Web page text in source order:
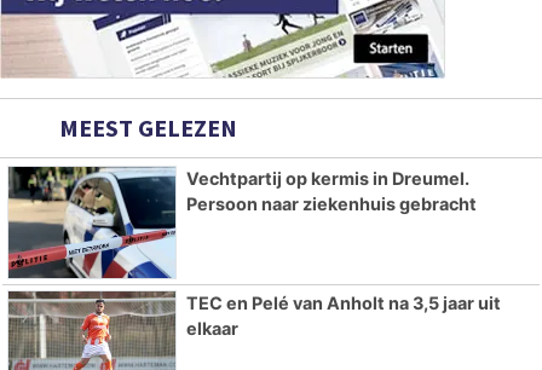
MEEST GELEZEN
Vechtpartij op kermis in Dreumel.
Persoon naar ziekenhuis gebracht
TEC en Pelé van Anholt na 3,5 jaar uit
elkaar